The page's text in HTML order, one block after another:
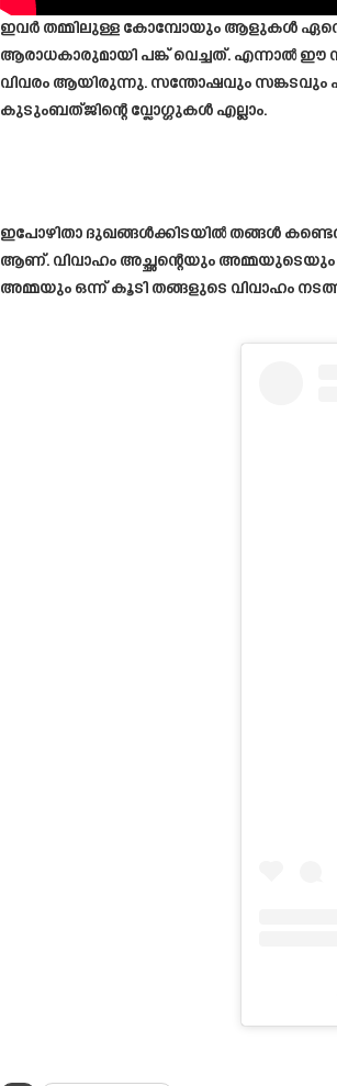
ഇവർ തമ്മിലുള്ള കോമ്പോയും ആളുകൾ
ആരാധകാരുമായി പങ്ക് വെച്ചത്. എന്നാൽ
വിവരം ആയിരുന്നു. സന്തോഷവും സങ്കടവും
കുടുംബത്ജിന്റെ വ്ലോഗ്ഗുകൾ എല്ലാം.
ഇപോഴിതാ ദുഖങ്ങൾക്കിടയിൽ തങ്ങൾ
ആണ്. വിവാഹം അച്ഛന്റെയും
അമ്മയും ഒന്ന് കൂടി തങ്ങളുടെ വിവാഹം